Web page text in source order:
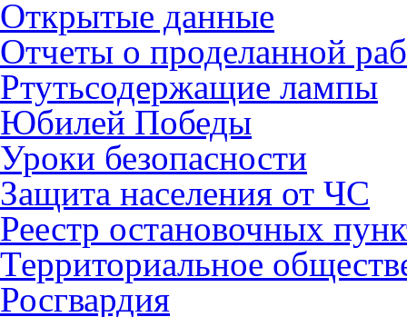
Открытые данные
Отчеты о проделанной
Ртутьсодержащие лампы
Юбилей Победы
Уроки безопасности
Защита населения от ЧС
Реестр остановочных
Территориальное
Росгвардия